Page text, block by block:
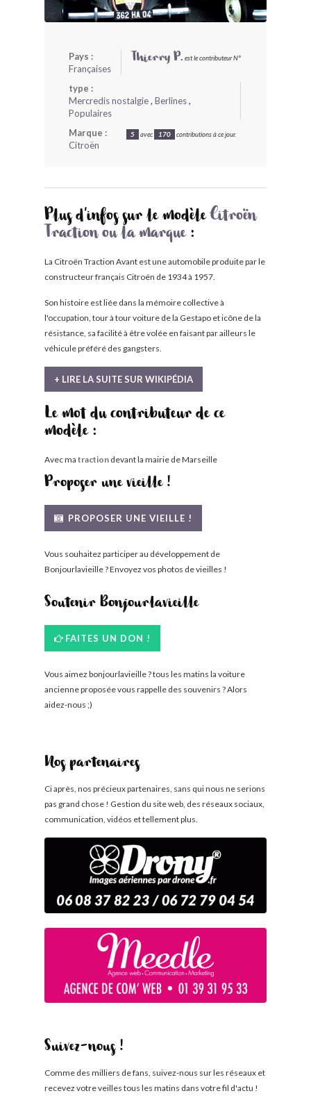
Pays :
Françaises
type :
Mercredis nostalgie, Berlines,
Populaires
Marque :
Citroën
Thierry P. est le contributeur N°
5 avec 170 contributions à ce jour.
Plus d'infos sur le modèleCitroën
Traction ou la marque:
La Citroën Traction Avant est une automobile produite par le
constructeur français Citroën de 1934 à 1957.
Son histoire est liée dans la mémoire collective à
l'occupation, tour à tour voiture de la Gestapo et icône de la
résistance, sa facilité à être volée en faisant par ailleurs le
véhicule préféré des gangsters.
+ LIRE LA SUITE SUR WIKIPÉDIA
Le mot du contributeur de ce
modèle :
Avec ma traction devant la mairie de Marseille
Proposer une vieille !
PROPOSER UNE VIEILLE !
Vous souhaitez participer au développement de
Bonjourlavieille ? Envoyez vos photos de vieilles !
Soutenir Bonjourlavieille
FAITES UN DON !
Vous aimez bonjourlavieille ? tous les matins la voiture
ancienne proposée vous rappelle des souvenirs ? Alors
aidez-nous ;)
Nos partenaires
Ci après, nos précieux partenaires, sans qui nous ne serions
pas grand chose ! Gestion du site web, des réseaux sociaux,
communication, vidéos et tellement plus.
Suivez-nous !
Comme des milliers de fans, suivez-nous sur les réseaux et
recevez votre veilles tous les matins dans votre fil d'actu !